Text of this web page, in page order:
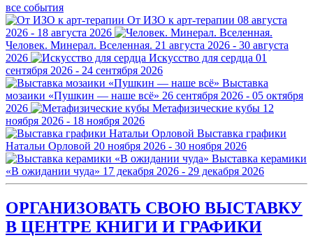
все события
От ИЗО к арт-терапии 08 августа
2026 - 18 августа 2026
Человек. Минерал. Вселенная. 21 августа 2026 - 30 августа
2026
Искусство для сердца 01
сентября 2026 - 24 сентября 2026
Выставка
мозаики «Пушкин — наше всё» 26 сентября 2026 - 05 октября
2026
Метафизические кубы 12
ноября 2026 - 18 ноября 2026
Выставка графики
Натальи Орловой 20 ноября 2026 - 30 ноября 2026
Выставка керамики
«В ожидании чуда» 17 декабря 2026 - 29 декабря 2026
ОРГАНИЗОВАТЬ СВОЮ ВЫСТАВКУ
В ЦЕНТРЕ КНИГИ И ГРАФИКИ